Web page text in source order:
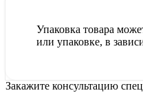
Упаковка товара
или упаковке, в
Закажите консультацию